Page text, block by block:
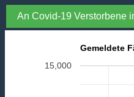
An Covid-19 Verstorbene
Gemeldete
15,000